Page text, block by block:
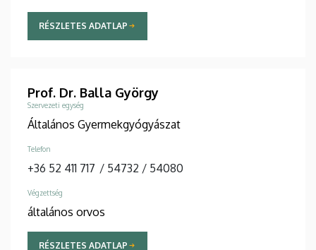
RÉSZLETES ADATLAP
Prof. Dr. Balla György
Szervezeti egység
Általános Gyermekgyógyászat
Telefon
+36 52 411 717 / 54732 / 54080
Végzettség
általános orvos
RÉSZLETES ADATLAP